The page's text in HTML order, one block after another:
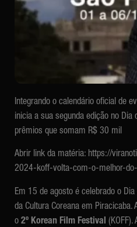
Integrando o calendário oficial de
inicia a sua segunda edição no Dia
prêmios que somam R$ 30 mil
Abrir link da matéria: https://
2024-koff-volta-com-o-melhor-
Em 15 de agosto é celebrado o
da Cultura Coreana em
o 2º Korean Film Festival